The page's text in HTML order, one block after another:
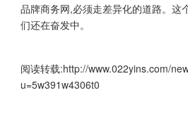
品牌商务网,必须走差异化的道路。这
们还在奋发中。
阅读转载:http://www.022yins.com/
u=5w391w4306t0